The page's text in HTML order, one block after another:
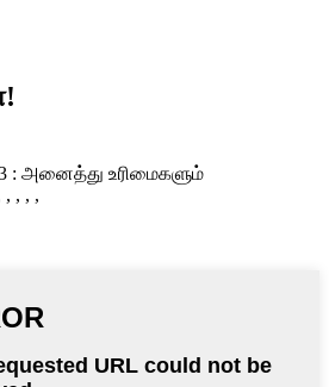
: அனைத்து உரிமைகளும்
, , , ,